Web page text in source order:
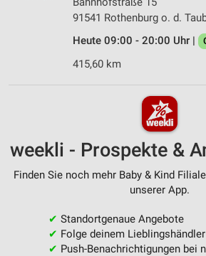
91541 Rothenburg o. d.
Heute 09:00 - 20:00 Uhr |
415,60 km
weekli - Prospekte &
Finden Sie noch mehr Baby & Kind
unserer App.
✔ Standortgenaue Angebote
✔ Folge deinem Lieblingshändler
✔ Push-Benachrichtigungen bei